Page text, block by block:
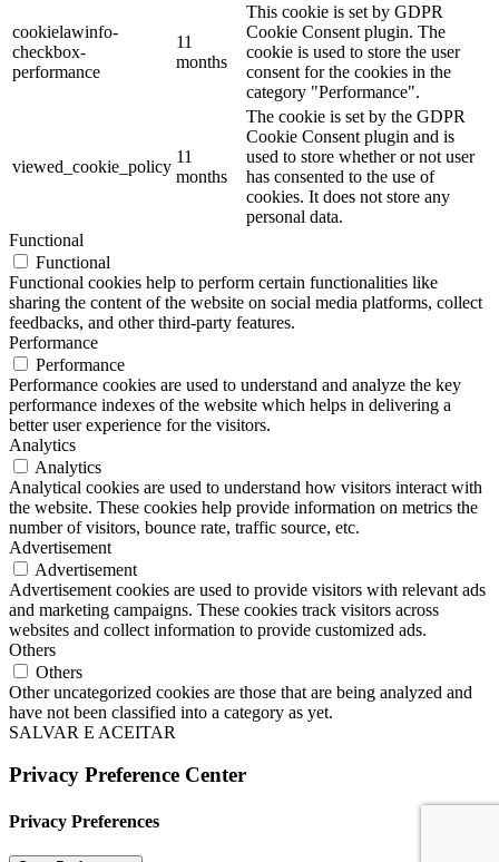
cookielawinfo-
checkbox-
performance
11
months
This cookie is set by GDPR
Cookie Consent plugin. The
cookie is used to store the user
consent for the cookies in the
category "Performance".
viewed_cookie_policy
11
months
The cookie is set by the GDPR
Cookie Consent plugin and is
used to store whether or not user
has consented to the use of
cookies. It does not store any
personal data.
Functional
Functional
Functional cookies help to perform certain functionalities like
sharing the content of the website on social media platforms, collect
feedbacks, and other third-party features.
Performance
Performance
Performance cookies are used to understand and analyze the key
performance indexes of the website which helps in delivering a
better user experience for the visitors.
Analytics
Analytics
Analytical cookies are used to understand how visitors interact with
the website. These cookies help provide information on metrics the
number of visitors, bounce rate, traffic source, etc.
Advertisement
Advertisement
Advertisement cookies are used to provide visitors with relevant ads
and marketing campaigns. These cookies track visitors across
websites and collect information to provide customized ads.
Others
Others
Other uncategorized cookies are those that are being analyzed and
have not been classified into a category as yet.
SALVAR E ACEITAR
Privacy Preference Center
Privacy Preferences